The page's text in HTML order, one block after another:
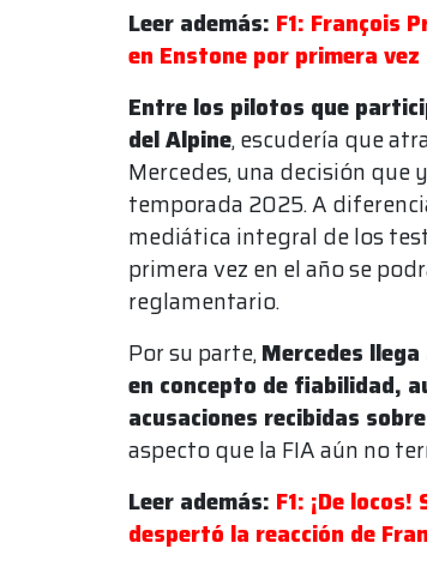
Leer además: F1: François
en Enstone por primera vez
Entre los pilotos que
del Alpine, escudería que
Mercedes, una decisión que
temporada 2025. A
mediática integral de los
primera vez en el año se
reglamentario.
Por su parte,Mercedes
en concepto de fiabilidad,
acusaciones recibidas
aspecto que la FIA aún no
Leer además: F1: ¡De
despertó la reacción de